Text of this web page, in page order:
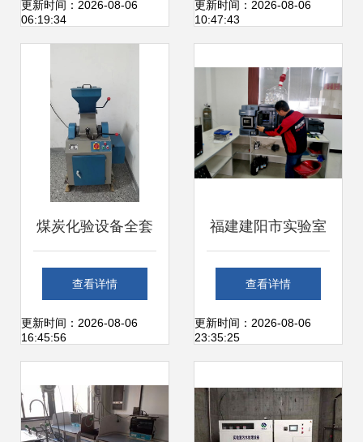
——从扳手到仪器
更新时间：2026-08-06
06:19:34
包带专业微电脑切
厂家,打包带专业微
电脑切带机hzx
更新时间：2026-08-06
10:47:43
煤炭化验设备全套
安装指南 专业检测
仪器的安装与调试
查看详情
更新时间：2026-08-06
16:45:56
福建建阳市实验室
搬迁及仪器安装调
试公司选择指南
查看详情
更新时间：2026-08-06
23:35:25